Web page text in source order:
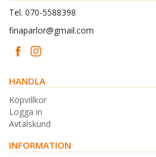
Tel. 070-5588398
finaparlor@gmail.com
HANDLA
Köpvillkor
Logga in
Avtalskund
INFORMATION